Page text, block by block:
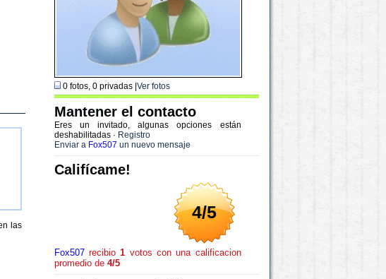
las
0 fotos, 0 privadas | Ver fotos
Mantener el contacto
Eres un invitado, algunas opciones están
deshabilitadas · Registro
Enviar a Fox507 un nuevo mensaje
Califícame!
4/5
Fox507recibio1 votos con una calificacion
promedio de 4/5